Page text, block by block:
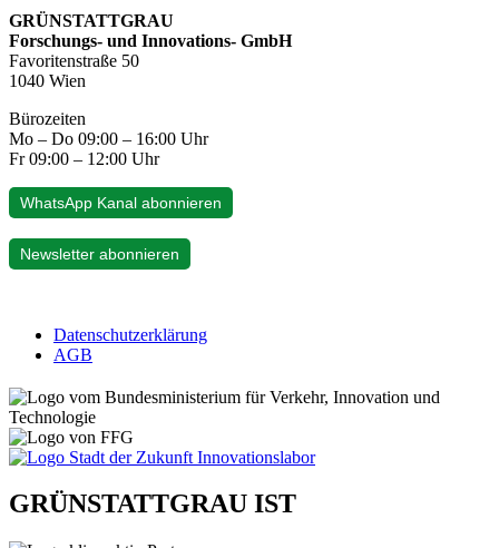
GRÜNSTATTGRAU
Forschungs- und Innovations- GmbH
Favoritenstraße 50
1040 Wien
Bürozeiten
Mo – Do 09:00 – 16:00 Uhr
Fr 09:00 – 12:00 Uhr
WhatsApp Kanal abonnieren
Newsletter abonnieren
Datenschutzerklärung
AGB
GRÜNSTATTGRAU IST